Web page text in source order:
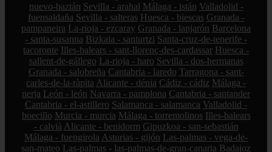
nuevo-baztán Sevilla - arahal Málaga - istán Valladolid -
fuensaldaña Sevilla - salteras Huesca - biescas Granada -
pampaneira La-rioja - ezcaray Granada - lanjarón Barcelona
- santa-susanna Bizkaia - santurtzi Santa-cruz-de-tenerife -
tacoronte Illes-balears - sant-llorenç-des-cardassar Huesca -
sallent-de-gállego La-rioja - haro Sevilla - dos-hermanas
Granada - salobreña Cantabria - laredo Tarragona - sant-
carles-de-la-ràpita Alicante - dénia Cádiz - cádiz Málaga -
nerja León - león Navarra - pamplona Cantabria - santander
Cantabria - el-astillero Salamanca - salamanca Valladolid -
boecillo Murcia - murcia Málaga - torremolinos Illes-balears
- calvià Alicante - benidorm Gipuzkoa - san-sebastián
Málaga - fuengirola Asturias - gijón Las-palmas - vega-de-
san-mateo Las-palmas - las-palmas-de-gran-canaria Badajoz